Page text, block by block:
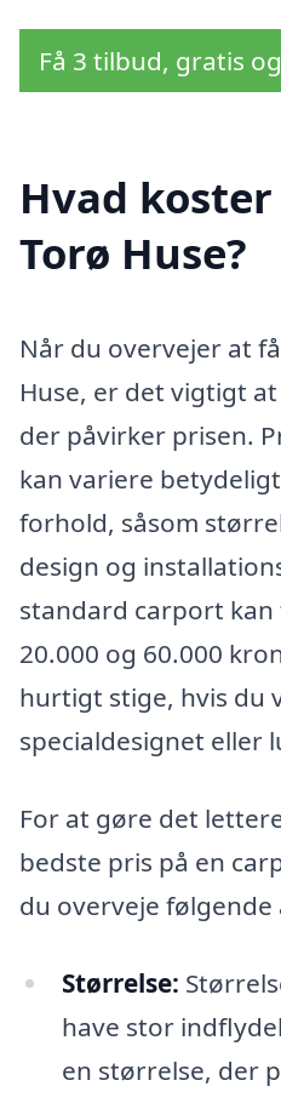
Få 3 tilbud, gratis
Hvad
Torø Huse?
Når du overvejer at
Huse, er det vigtigt
der påvirker prisen.
kan variere
forhold, såsom
design og
standard carport
20.000 og 60.000
hurtigt stige, hvis du
specialdesignet eller
For at gøre det
bedste pris på en
du overveje følgende
Størrelse:
have stor
en størrelse, der